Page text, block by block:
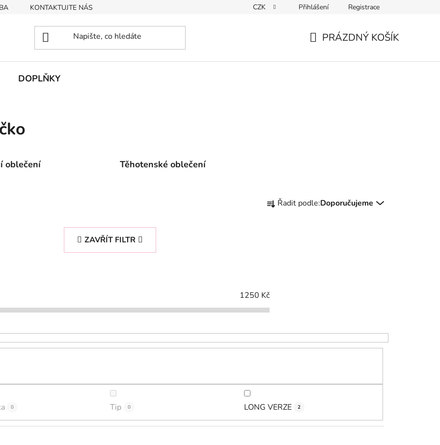
KONTAKTUJTE NÁS Podmínky ochrany osobních údajů
CZK Přihlášení Registrace
PRÁZDNÝ KOŠÍK
DOPLŇKY
oblečení Těhotenské oblečení
a
o
d
k
t
Řadit podle:Doporučujeme
ZAVŘÍT FILTR
1250 Kč
0 Tip 0 LONG VERZE 2